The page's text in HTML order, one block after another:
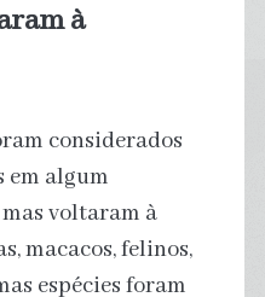
à
considerados
em algum
voltaram à
macacos, felinos,
espécies foram